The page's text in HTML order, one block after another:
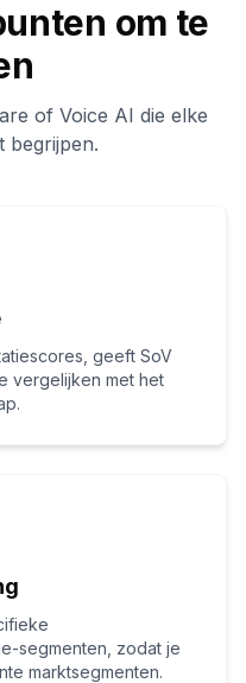
om te
of Voice AI die elke
begrijpen.
geeft SoV
vergelijken met het
segmenten, zodat je
marktsegmenten.